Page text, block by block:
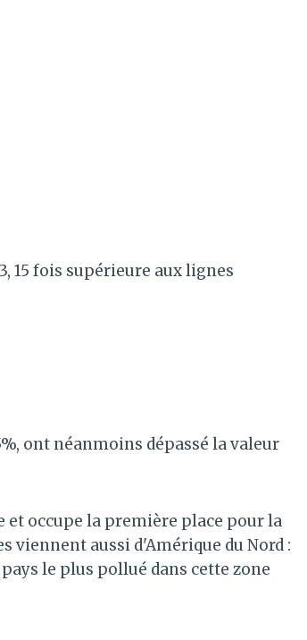
15 fois supérieure aux lignes
ont néanmoins dépassé la valeur
et occupe la première place pour la
viennent aussi d'Amérique du Nord :
le plus pollué dans cette zone